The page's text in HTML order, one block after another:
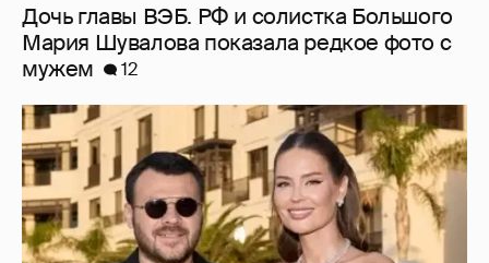
Дочь главы ВЭБ. РФ и солистка Большого
Мария Шувалова показала редкое фото с
мужем
12